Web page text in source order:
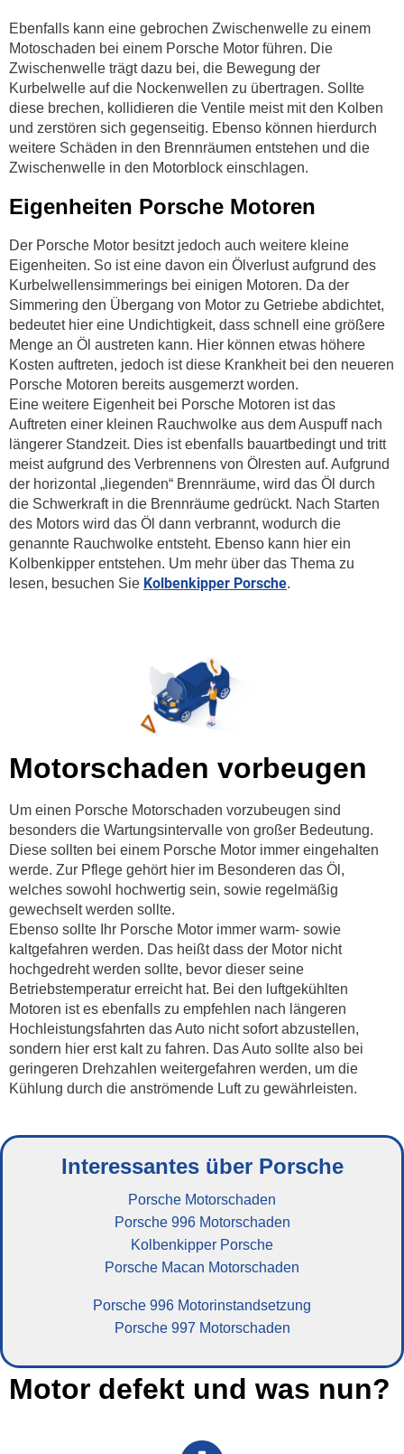
Ebenfalls kann eine gebrochen Zwischenwelle zu einem
Motoschaden bei einem Porsche Motor führen. Die
Zwischenwelle trägt dazu bei, die Bewegung der
Kurbelwelle auf die Nockenwellen zu übertragen. Sollte
diese brechen, kollidieren die Ventile meist mit den Kolben
und zerstören sich gegenseitig. Ebenso können hierdurch
weitere Schäden in den Brennräumen entstehen und die
Zwischenwelle in den Motorblock einschlagen.
Eigenheiten Porsche Motoren
Der Porsche Motor besitzt jedoch auch weitere kleine
Eigenheiten. So ist eine davon ein Ölverlust aufgrund des
Kurbelwellensimmerings bei einigen Motoren. Da der
Simmering den Übergang von Motor zu Getriebe abdichtet,
bedeutet hier eine Undichtigkeit, dass schnell eine größere
Menge an Öl austreten kann. Hier können etwas höhere
Kosten auftreten, jedoch ist diese Krankheit bei den neueren
Porsche Motoren bereits ausgemerzt worden.
Eine weitere Eigenheit bei Porsche Motoren ist das
Auftreten einer kleinen Rauchwolke aus dem Auspuff nach
längerer Standzeit. Dies ist ebenfalls bauartbedingt und tritt
meist aufgrund des Verbrennens von Ölresten auf. Aufgrund
der horizontal „liegenden“ Brennräume, wird das Öl durch
die Schwerkraft in die Brennräume gedrückt. Nach Starten
des Motors wird das Öl dann verbrannt, wodurch die
genannte Rauchwolke entsteht. Ebenso kann hier ein
Kolbenkipper entstehen. Um mehr über das Thema zu
lesen, besuchen Sie Kolbenkipper Porsche.
Motorschaden vorbeugen
Um einen Porsche Motorschaden vorzubeugen sind
besonders die Wartungsintervalle von großer Bedeutung.
Diese sollten bei einem Porsche Motor immer eingehalten
werde. Zur Pflege gehört hier im Besonderen das Öl,
welches sowohl hochwertig sein, sowie regelmäßig
gewechselt werden sollte.
Ebenso sollte Ihr Porsche Motor immer warm- sowie
kaltgefahren werden. Das heißt dass der Motor nicht
hochgedreht werden sollte, bevor dieser seine
Betriebstemperatur erreicht hat. Bei den luftgekühlten
Motoren ist es ebenfalls zu empfehlen nach längeren
Hochleistungsfahrten das Auto nicht sofort abzustellen,
sondern hier erst kalt zu fahren. Das Auto sollte also bei
geringeren Drehzahlen weitergefahren werden, um die
Kühlung durch die anströmende Luft zu gewährleisten.
Interessantes über Porsche
Porsche Motorschaden
Porsche 996 Motorschaden
Kolbenkipper Porsche
Porsche Macan Motorschaden
Porsche 996 Motorinstandsetzung
Porsche 997 Motorschaden
Motor defekt und was nun?